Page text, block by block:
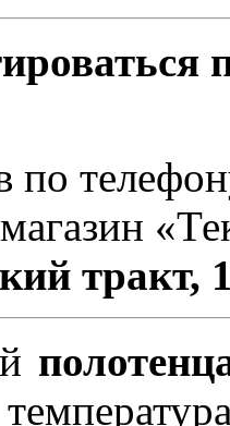
по
тракт,